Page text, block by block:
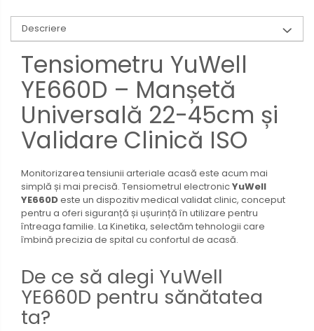
Descriere
Tensiometru YuWell
YE660D – Manșetă
Universală 22-45cm și
Validare Clinică ISO
Monitorizarea tensiunii arteriale acasă este acum mai
simplă și mai precisă. Tensiometrul electronicYuWell
YE660Deste un dispozitiv medical validat clinic, conceput
pentru a oferi siguranță și ușurință în utilizare pentru
întreaga familie. La Kinetika, selectăm tehnologii care
îmbină precizia de spital cu confortul de acasă.
De ce să alegi YuWell
YE660D pentru sănătatea
ta?